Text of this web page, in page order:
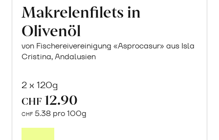
Makrelenfilets in
Olivenöl
von Fischereivereinigung «Asprocasur» aus Isla
Cristina, Andalusien
2 x 120g
CHF 12.90
CHF 5.38 pro 100g